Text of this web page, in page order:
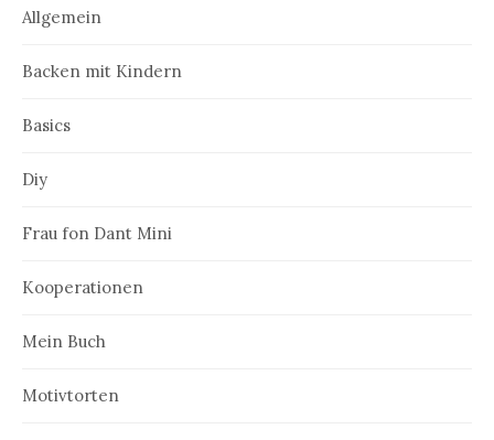
a
t
o
n
Allgemein
Backen mit Kindern
Basics
Diy
Frau fon Dant Mini
Kooperationen
Mein Buch
Motivtorten